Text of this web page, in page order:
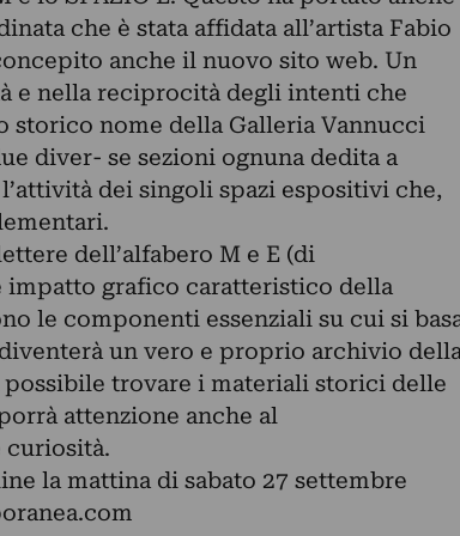
che è stata affidata all’artista Fabio
anche il nuovo sito web. Un
e nella reciprocità degli intenti che
storico nome della Galleria Vannucci
diver- se sezioni ognuna dedita a
dei singoli spazi espositivi che,
dell’alfabero M e E (di
grafico caratteristico della
le componenti essenziali su cui si
un vero e proprio archivio
possibile trovare i materiali storici delle
attenzione anche al
curiosità.
la mattina di sabato 27 settembre